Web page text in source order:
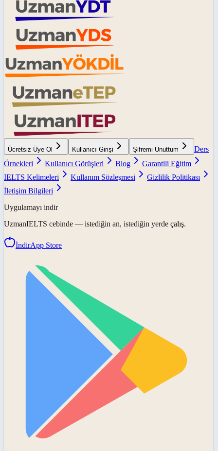
Ücretsiz Üye Ol Kullanıcı Girişi Şifremi Unuttum
Ders
Örnekleri
Kullanıcı Görüşleri Blog
Garantili Eğitim
IELTS Kelimeleri
Kullanım Sözleşmesi
Gizlilik Politikası
İletişim Bilgileri
Uygulamayı indir
UzmanIELTS cebinde — istediğin an, istediğin yerde çalış.
İndirApp Store